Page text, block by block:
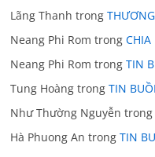
Lãng Thanh trong
Neang Phi Rom trongCHIA
Neang Phi Rom trongTIN
Tung Hoàng trongTIN
Như Thường Nguyễn
Hà Phuong An trongTIN